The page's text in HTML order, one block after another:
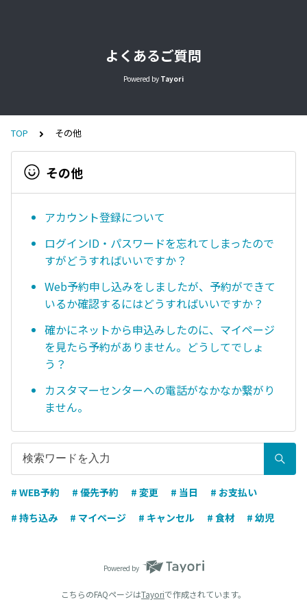
よくあるご質問
Powered by Tayori
TOP その他
その他
アカウント登録について
ログインID・パスワードを忘れてしまったので
すがどうすればいいですか？
Web予約申し込みをしましたが、予約ができて
いるか確認するにはどうすればいいですか？
確かにネットから申込みしたのに、マイページ
を見たら予約がありません。どうしてでしょ
う？
カスタマーセンターへの電話がなかなか繋がり
ません。
# WEB予約 # 優先予約 # 変更 # 当日
# お支払い
# 持ち込み
# マイページ # キャンセル # 食材 # 幼児
Powered by
こちらのFAQページはTayoriで作成されています。